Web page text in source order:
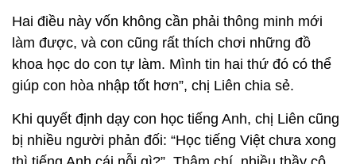
Hai điều này vốn không cần phải thông minh mới
làm được, và con cũng rất thích chơi những đồ
khoa học do con tự làm. Mình tin hai thứ đó có thể
giúp con hòa nhập tốt hơn”, chị Liên chia sẻ.
Khi quyết định dạy con học tiếng Anh, chị Liên cũng
bị nhiều người phản đối: “Học tiếng Việt chưa xong